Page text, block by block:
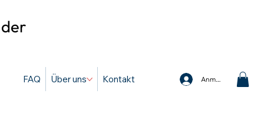
Anmelden
FAQ Über uns Kontakt